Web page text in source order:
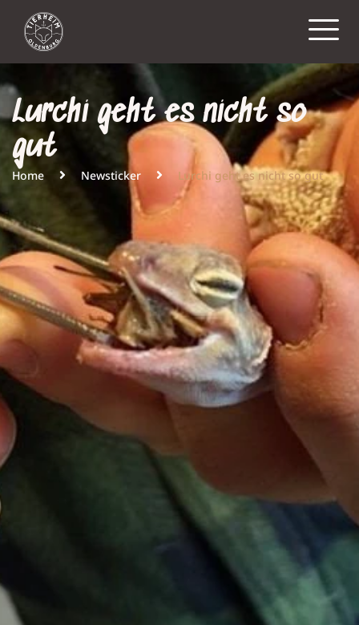
Lurchi geht es nicht so
gut
Home Newsticker Lurchi geht es nicht so gut